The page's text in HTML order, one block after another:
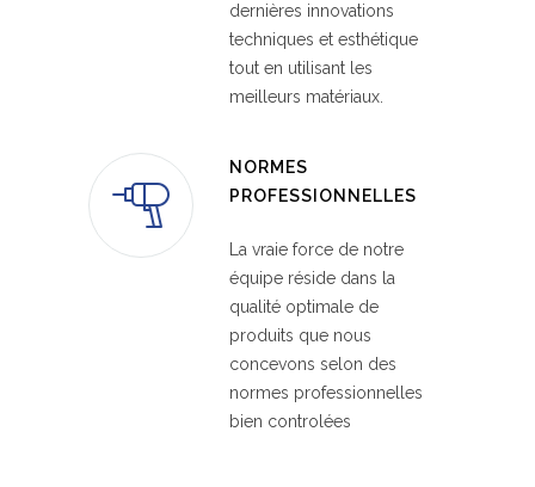
dernières innovations
techniques et esthétique
tout en utilisant les
meilleurs matériaux.
NORMES
PROFESSIONNELLES
La vraie force de notre
équipe réside dans la
qualité optimale de
produits que nous
concevons selon des
normes professionnelles
bien controlées